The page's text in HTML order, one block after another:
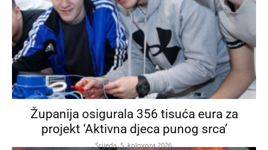
Županija osigurala 356 tisuća eura za
projekt ‘Aktivna djeca punog srca’
Srijeda, 5. kolovoza 2026.